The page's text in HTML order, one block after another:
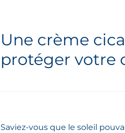
Une crème
protéger votre
Saviez-vous que le soleil